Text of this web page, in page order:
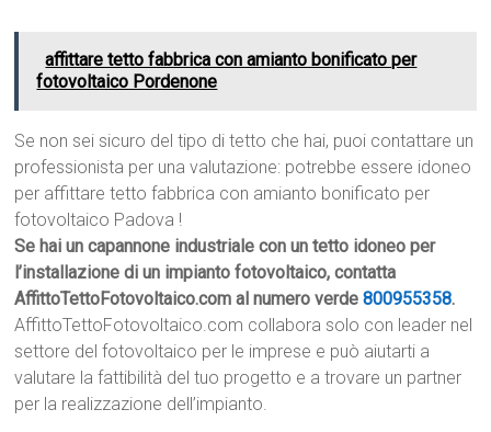
affittare tetto fabbrica con amianto bonificato per
fotovoltaico Pordenone
Se non sei sicuro del tipo di tetto che hai, puoi contattare un
professionista per una valutazione: potrebbe essere idoneo
per affittare tetto fabbrica con amianto bonificato per
fotovoltaico Padova !
Se hai un capannone industriale con un tetto idoneo per
l’installazione di un impianto fotovoltaico, contatta
AffittoTettoFotovoltaico.com al numero verde800955358.
AffittoTettoFotovoltaico.com collabora solo con leader nel
settore del fotovoltaico per le imprese e può aiutarti a
valutare la fattibilità del tuo progetto e a trovare un partner
per la realizzazione dell’impianto.